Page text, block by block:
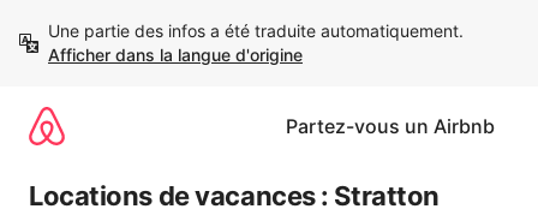
directement
Afficher dans la langue d'origine
Partez-vous un Airbnb
Locations de vacances : Stratton